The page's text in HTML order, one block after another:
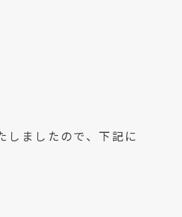
しましたので、下記に